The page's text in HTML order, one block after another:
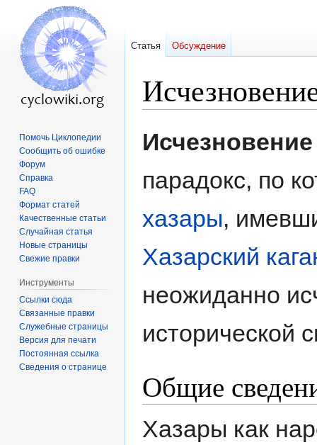
Исчезновение
парадокс, по
хазары,
Хазарский
неожиданно
исторической
Общие
Хазары как
Статья Обсуждение
Помочь Циклопедии
Сообщить об ошибке
Форум
Справка
FAQ
Формат статей
Качественные статьи
Случайная статья
Новые страницы
Свежие правки
Инструменты
Ссылки сюда
Связанные правки
Служебные страницы
Версия для печати
Постоянная ссылка
Сведения о странице